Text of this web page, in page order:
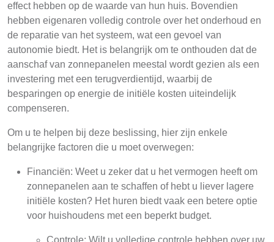
effect hebben op de waarde van hun huis. Bovendien
hebben eigenaren volledig controle over het onderhoud en
de reparatie van het systeem, wat een gevoel van
autonomie biedt. Het is belangrijk om te onthouden dat de
aanschaf van zonnepanelen meestal wordt gezien als een
investering met een terugverdientijd, waarbij de
besparingen op energie de initiële kosten uiteindelijk
compenseren.
Om u te helpen bij deze beslissing, hier zijn enkele
belangrijke factoren die u moet overwegen:
Financiën: Weet u zeker dat u het vermogen heeft om
zonnepanelen aan te schaffen of hebt u liever lagere
initiële kosten? Het huren biedt vaak een betere optie
voor huishoudens met een beperkt budget.
Controle: Wilt u volledige controle hebben over uw